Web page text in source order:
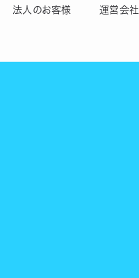
法人のお客様 運営会社